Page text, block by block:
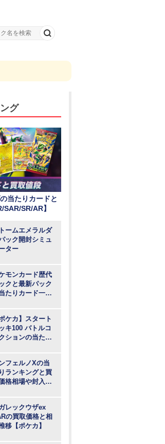
グ
当たりカードと
SR/AR】
ームエメラルダ
ック開封シミュ
ター
モンカード歴代
クと最新パック
たりカード一覧
ポケカ】スタート
キ100 バトルコ
ションの当たり
フェルノXの当
ランキングと買
格相場や封入率
レックウザex
の買取価格と相
移【ポケカ】